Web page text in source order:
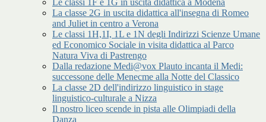
Le classi 1F e 1G in uscita didattica a Modena
La classe 2G in uscita didattica all'insegna di Romeo
and Juliet in centro a Verona
Le classi 1H,1I, 1L e 1N degli Indirizzi Scienze Umane
ed Economico Sociale in visita didattica al Parco
Natura Viva di Pastrengo
Dalla redazione Medi@vox Plauto incanta il Medi:
successone delle Menecme alla Notte del Classico
La classe 2D dell'indirizzo linguistico in stage
linguistico-culturale a Nizza
Il nostro liceo scende in pista alle Olimpiadi della
Danza